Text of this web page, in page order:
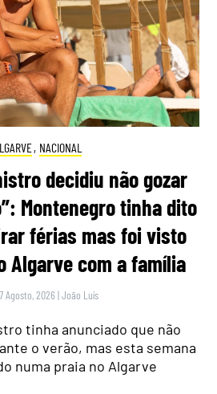
, NACIONAL
decidiu não gozar
Montenegro tinha dito
férias mas foi visto
Algarve com a família
Agosto, 2026 |João Luís
tinha anunciado que não
o verão, mas esta semana
numa praia no Algarve